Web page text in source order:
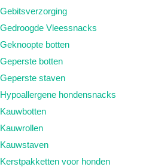
Gebitsverzorging
Gedroogde Vleessnacks
Geknoopte botten
Geperste botten
Geperste staven
Hypoallergene hondensnacks
Kauwbotten
Kauwrollen
Kauwstaven
Kerstpakketten voor honden